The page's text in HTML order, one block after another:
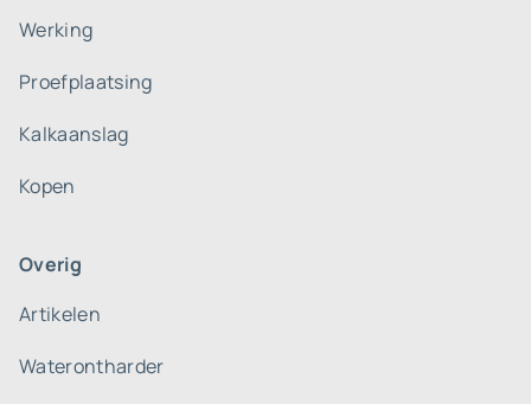
Werking
Proefplaatsing
Kalkaanslag
Kopen
Overig
Artikelen
Waterontharder